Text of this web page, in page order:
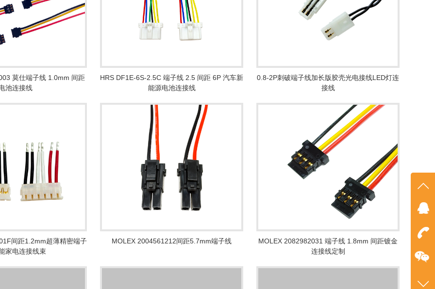
莫仕端子线 1.0mm 间距
池连接线
HRS DF1E-6S-2.5C 端子线 2.5 间距 6P 汽车新
能源电池连接线
0.8-2P刺破端子线加长版胶壳光电接线LED灯连
接线
间距1.2mm超薄精密端子
家电连接线束
MOLEX 2004561212间距5.7mm端子线
MOLEX 2082982031 端子线 1.8mm 间距镀金
连接线定制
点我
咨